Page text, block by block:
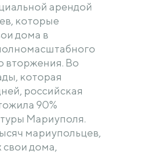
арендой
которые
дома в
вторжения. Во
которая
российская
90%
Мариуполя.
мариупольцев,
дома,